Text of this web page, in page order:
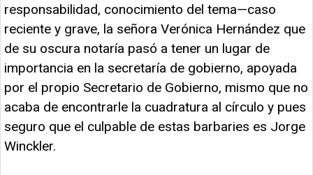
responsabilidad, conocimiento del tema—caso
reciente y grave, la señora Verónica Hernández que
de su oscura notaría pasó a tener un lugar de
importancia en la secretaría de gobierno, apoyada
por el propio Secretario de Gobierno, mismo que no
acaba de encontrarle la cuadratura al círculo y pues
seguro que el culpable de estas barbaries es Jorge
Winckler.